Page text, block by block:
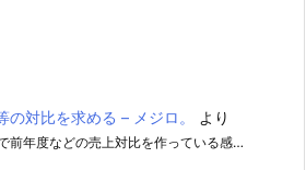
対比を求める – メジロ。 より
前年度などの売上対比を作っている感…